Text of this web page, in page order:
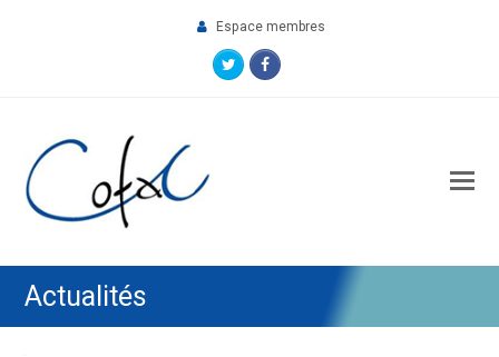
Espace membres
TwitterFacebook
Actualités